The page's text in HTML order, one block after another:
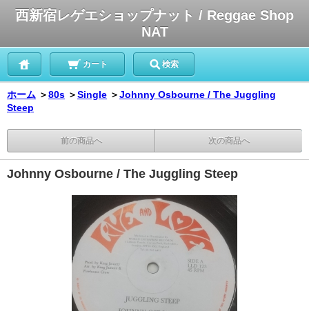
西新宿レゲエショップナット / Reggae Shop
NAT
カート 検索
ホーム ＞80s ＞Single ＞Johnny Osbourne / The Juggling
Steep
前の商品へ 次の商品へ
Johnny Osbourne / The Juggling Steep